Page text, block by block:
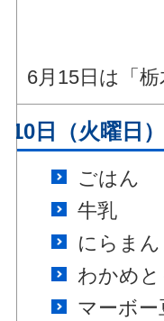
6月15日は「
10日（火曜日）
ごはん
牛乳
にらま
わかめ
マーボー